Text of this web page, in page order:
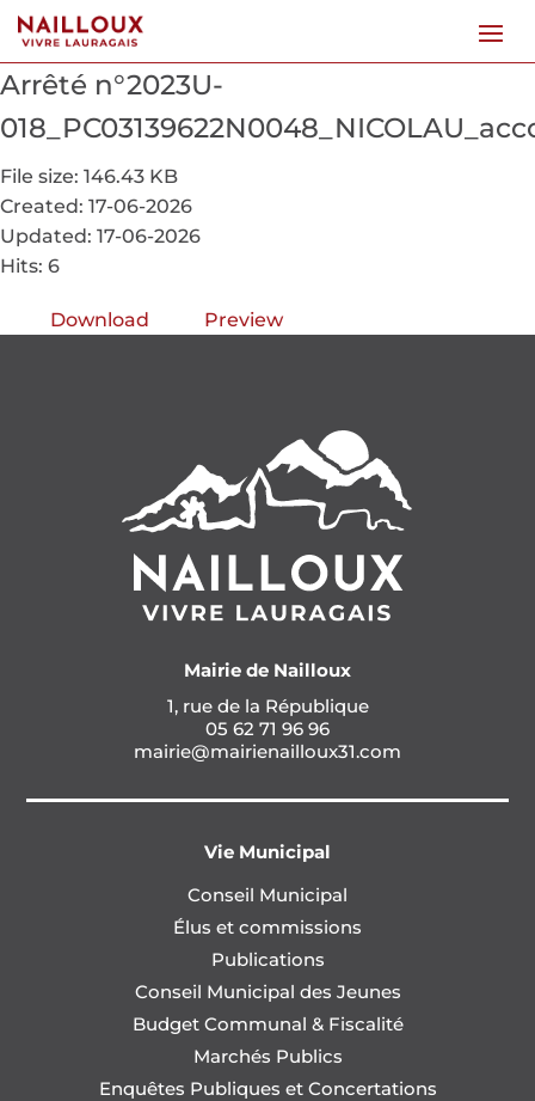
Arrêté n°2023U-
File size: 146.43 KB
Created: 17-06-2026
Updated: 17-06-2026
Hits: 6
Download Preview
Mairie de Nailloux
1, rue de la République
05 62 71 96 96
mairie@mairienailloux31.com
Vie Municipal
Conseil Municipal
Élus et commissions
Publications
Conseil Municipal des Jeunes
Budget Communal & Fiscalité
Marchés Publics
Enquêtes Publiques et Concertations